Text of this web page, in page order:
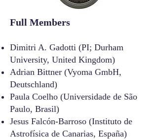
​Full Members
Dimitri A. Gadotti (PI; Durham
University, United Kingdom)
Adrian Bittner (Vyoma GmbH,
Deutschland)
Paula Coelho (Universidade de São
Paulo, Brasil)
Jesus Falcón-Barroso (Instituto de
Astrofísica de Canarias, España)